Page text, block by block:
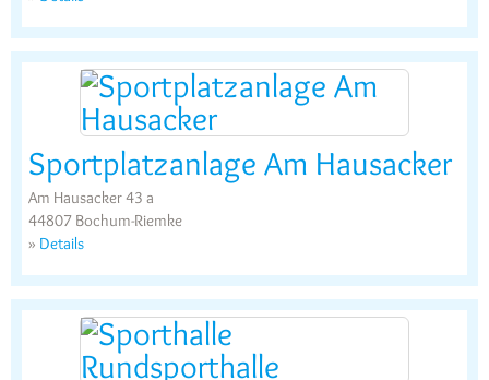
Sportplatzanlage Am Hausacker
Am Hausacker 43 a
44807 Bochum-Riemke
» Details